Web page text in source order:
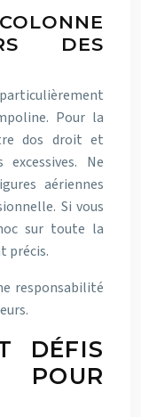
DES
Pour la
dos droit et
Ne
aériennes
Si vous
sur toute la
précis.
responsabilité
DÉFIS